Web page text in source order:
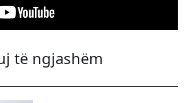
të ngjashëm